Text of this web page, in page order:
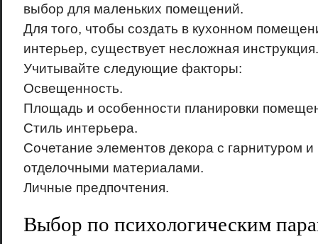
выбор для маленьких помещений.
Для того, чтобы создать в кухонном
интерьер, существует несложная инструкция.
Учитывайте следующие факторы:
Освещенность.
Площадь и особенности планировки
Стиль интерьера.
Сочетание элементов декора с гарнитуром
отделочными материалами.
Личные предпочтения.
Выбор по психологическим